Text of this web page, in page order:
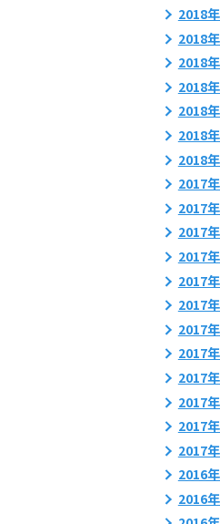
2018
2018
2018
2018
2018
2018
2018
2017
2017
2017
2017
2017
2017
2017
2017
2017
2017
2017
2017
2016
2016